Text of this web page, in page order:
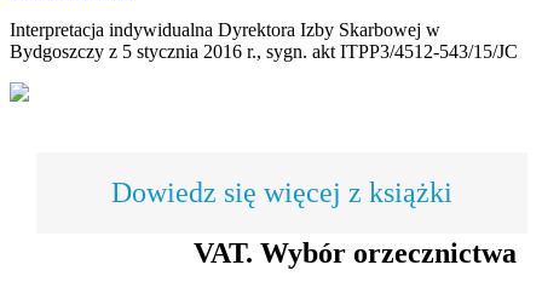
Interpretacja indywidualna Dyrektora Izby Skarbowej w
Bydgoszczy z 5 stycznia 2016 r., sygn. akt ITPP3/4512-543/15/JC
Dowiedz się więcej z książki
VAT. Wybór orzecznictwa